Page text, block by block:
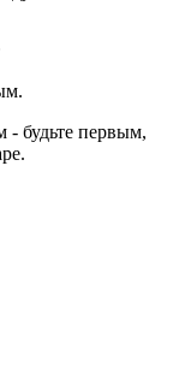
- будьте первым,